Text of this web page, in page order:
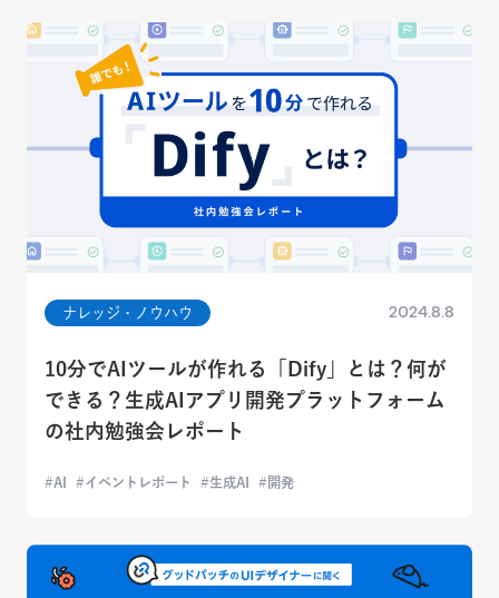
ナレッジ・ノウハウ 2024.8.8
10分でAIツールが作れる「Dify」とは？何が
できる？生成AIアプリ開発プラットフォーム
の社内勉強会レポート
AI イベントレポート 生成AI 開発